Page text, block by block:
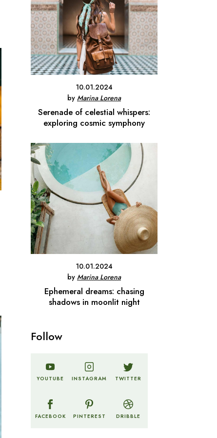
10.01.2024
by Marina Lorena
Serenade of celestial whispers:
exploring cosmic symphony
10.01.2024
by Marina Lorena
Ephemeral dreams: chasing
shadows in moonlit night
Follow
YOUTUBE INSTAGRAM TWITTER
FACEBOOK PINTEREST DRIBBLE